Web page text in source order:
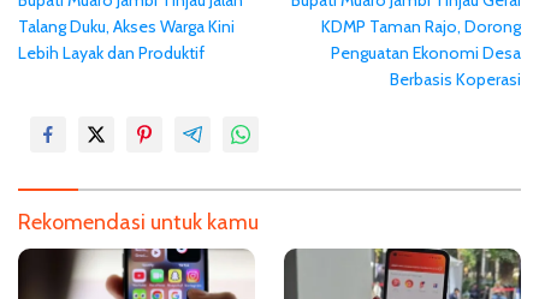
a
v
i
p
Talang Duku, Akses Warga Kini
Lebih Layak dan Produktif
KDMP Taman Rajo, Dorong
Penguatan Ekonomi Desa
Berbasis Koperasi
Rekomendasi untuk kamu